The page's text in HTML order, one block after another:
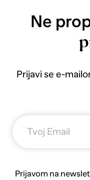
Ne
Prijavi se e-
Prijavom na